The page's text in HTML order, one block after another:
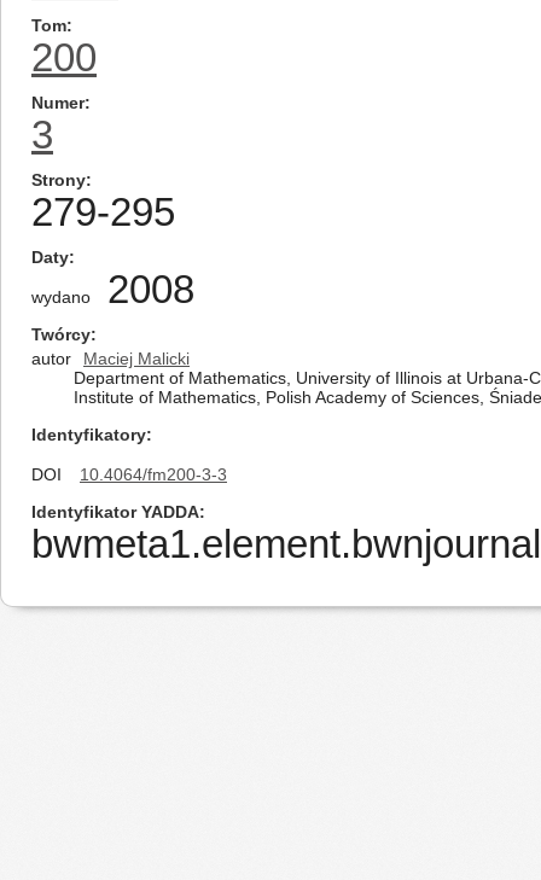
Tom
200
Numer
3
Strony
279-295
Daty
wydano 2008
Twórcy
autor
Maciej Malicki
Department of Mathematics, University of Illinois at
Institute of Mathematics, Polish Academy of Sciences,
Identyfikatory
DOI
10.4064/fm200-3-3
Identyfikator YADDA